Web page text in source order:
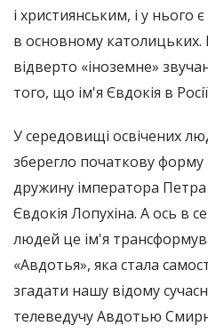
і християнським, і у нього
в основному католицьких.
відверто «іноземне»
того, що ім'я Євдокія в
У середовищі освічених
зберегло початкову
дружину імператора Петра
Євдокія Лопухіна. А ось в
людей це ім'я
«Авдотья», яка стала
згадати нашу відому
телеведучу Авдотью